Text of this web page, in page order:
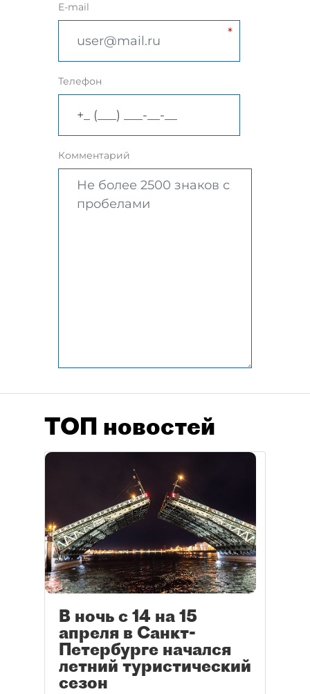
E-mail
Телефон
Комментарий
ТОП новостей
В ночь с 14 на 15
апреля в Санкт-
Петербурге начался
летний туристический
сезон